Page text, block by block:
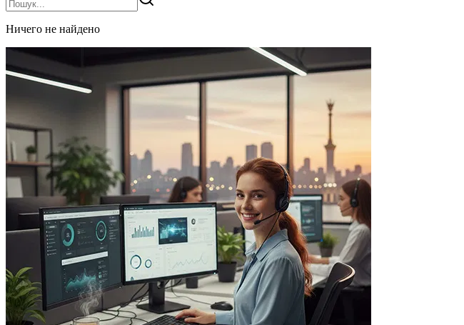
Ничего не найдено